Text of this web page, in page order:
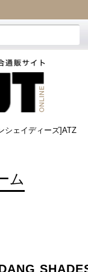
シェイディーズ]ATZ
ム